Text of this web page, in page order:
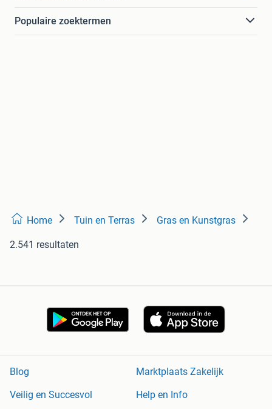
Populaire zoektermen
Home Tuin en Terras Gras en Kunstgras
2.541 resultaten
Blog
Marktplaats Zakelijk
Veilig en Succesvol
Help en Info